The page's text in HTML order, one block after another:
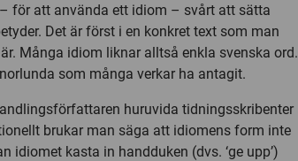
för att använda ett idiom – svårt att sätta
Det är först i en konkret text som man
Många idiom liknar alltså enkla svenska ord.
som många verkar ha antagit.
huruvida tidningsskribenter
brukar man säga att idiomens form inte
idiomet kasta in handduken (dvs. ‘ge upp’)